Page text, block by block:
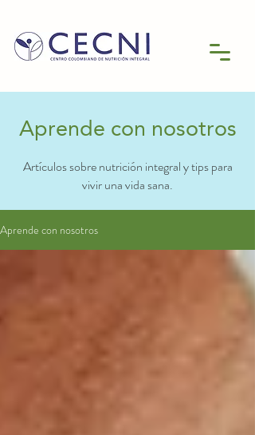
Aprende con nosotros
Artículos sobre nutrición integral y tips para
vivir una vida sana.
Aprende con nosotros